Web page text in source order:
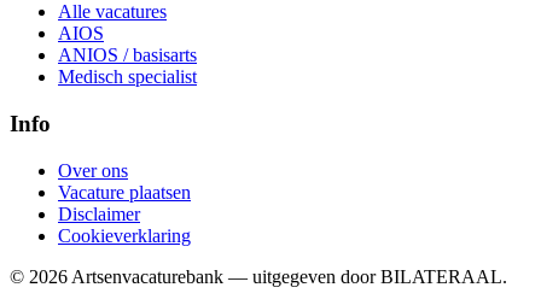
Alle vacatures
AIOS
ANIOS / basisarts
Medisch specialist
Info
Over ons
Vacature plaatsen
Disclaimer
Cookieverklaring
© 2026 Artsenvacaturebank — uitgegeven door BILATERAAL.